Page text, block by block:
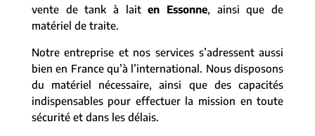
vente de tank à laiten Essonne, ainsi que de
matériel de traite.
Notre entreprise et nos services s’adressent aussi
bien en France qu’à l’international. Nous disposons
du matériel nécessaire, ainsi que des capacités
indispensables pour effectuer la mission en toute
sécurité et dans les délais.